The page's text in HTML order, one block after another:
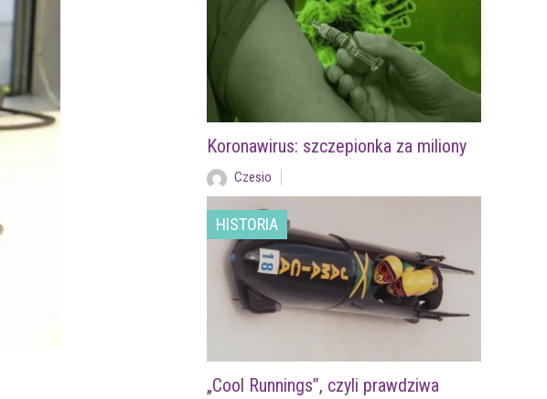
Koronawirus: szczepionka za miliony
Czesio
HISTORIA
„Cool Runnings”, czyli prawdziwa